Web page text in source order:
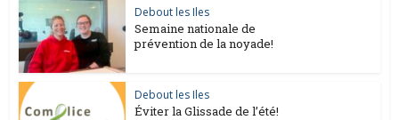
Debout les Iles
Semaine nationale de
prévention de la noyade!
Debout les Iles
Éviter la Glissade de l’été!